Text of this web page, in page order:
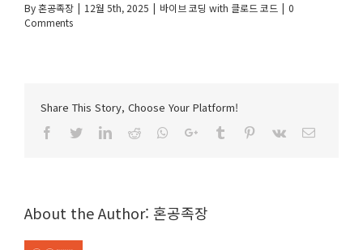
By혼공족장 | 12월 5th, 2025 | 바이브 코딩 with 클로드 코드 | 0
Comments
Share This Story, Choose Your Platform!
Facebook
TwitterLinkedIn
Reddit Whatsapp
Google+Tumblr Pinterest
Vk Email
About the Author: 혼공족장